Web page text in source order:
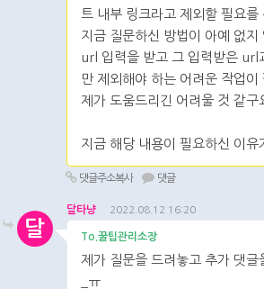
트 내부 링크라고 제외할 필요를
지금 질문하신 방법이 아예 없지
url 입력을 받고 그 입력받은 url
만 제외해야 하는 어려운 작업이
제가 도움드리긴 어려울 것 같구
지금 해당 내용이 필요하신 이유
댓글주소복사 댓글
달
달타냥 2022.08.12 16:20
To.꿀팁관리소장
제가 질문을 드려놓고 추가 댓글
_ㅠ